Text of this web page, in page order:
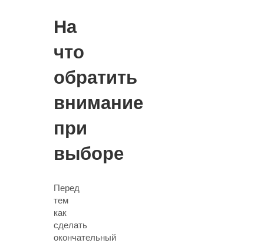
На
что
обратить
внимание
при
выборе
Перед
тем
как
сделать
окончательный